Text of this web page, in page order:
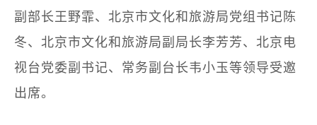
副部长王野霏、北京市文化和旅游局党组书记陈
冬、北京市文化和旅游局副局长李芳芳、北京电
视台党委副书记、常务副台长韦小玉等领导受邀
出席。